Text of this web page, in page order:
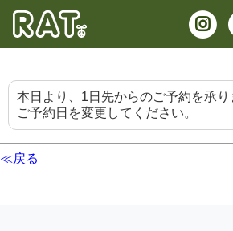
本日より、1日先からのご予約を承り
ご予約日を変更してください。
≪戻る